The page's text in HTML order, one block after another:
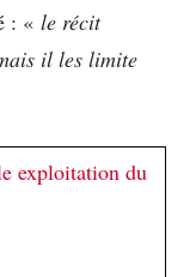
: « le récit
il les limite
exploitation du